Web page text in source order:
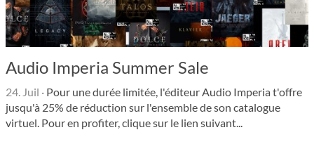
Audio Imperia Summer Sale
24. Juil · Pour une durée limitée, l'éditeur Audio Imperia t'offre
jusqu'à 25% de réduction sur l'ensemble de son catalogue
virtuel. Pour en profiter, clique sur le lien suivant...